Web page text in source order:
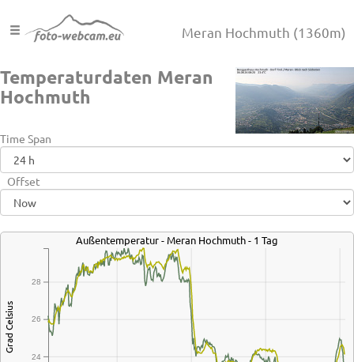
Meran Hochmuth (1360m)
Temperaturdaten Meran
Hochmuth
Time Span
Offset
Außentemperatur - Meran Hochmuth - 1 Tag
24
26
28
Grad Celsius